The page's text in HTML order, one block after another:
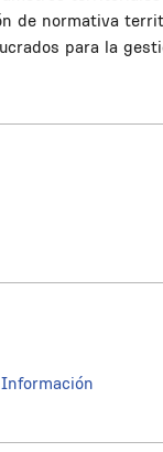
de normativa
para la